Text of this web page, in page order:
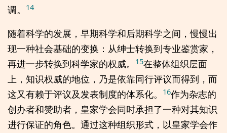
调。
14
随着科学的发展，早期科学和后期科学之间，慢慢出
现一种社会基础的变换：从绅士转换到专业鉴赏家，
再进一步转换到科学家的权威。
15在整体组织层面
上，知识权威的地位，乃是依靠同行评议而得到，而
这又有赖于评议及发表制度的体系化。
16作为杂志的
创办者和赞助者，皇家学会同时承担了一种对其知识
进行保证的角色。通过这种组织形式，以皇家学会作